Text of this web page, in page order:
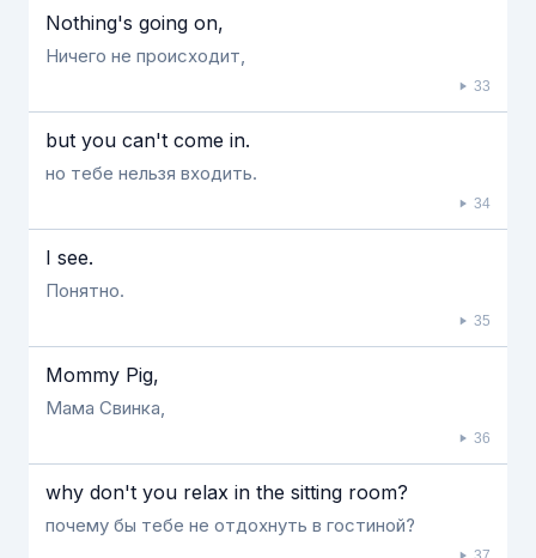
Nothing's going on,
Ничего не происходит,
33
but you can't come in.
но тебе нельзя входить.
34
I see.
Понятно.
35
Mommy Pig,
Мама Свинка,
36
why don't you relax in the sitting room?
почему бы тебе не отдохнуть в гостиной?
37